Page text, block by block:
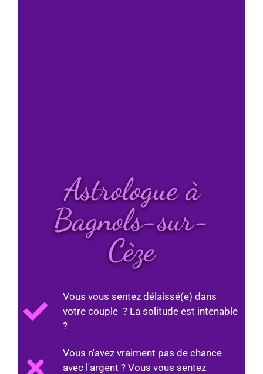
Astrologue à
Bagnols-sur-
Cèze
Vous vous sentez délaissé(e) dans
votre couple ? La solitude est intenable
?
Vous n'avez vraiment pas de chance
avec l'argent ? Vous vous sentez